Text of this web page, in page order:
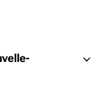
FENÊTREFENÊTRE
NOUVELLE FENÊTRE